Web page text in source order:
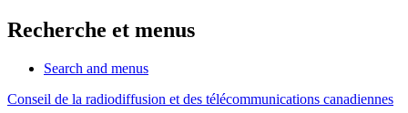
Recherche et menus
Search and menus
Conseil de la radiodiffusion et des télécommunications canadiennes